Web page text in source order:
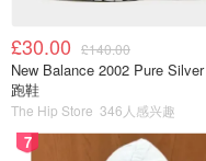
£30.00 £140.00
New Balance 2002 Pure
跑鞋
The Hip Store 346人感兴趣
7